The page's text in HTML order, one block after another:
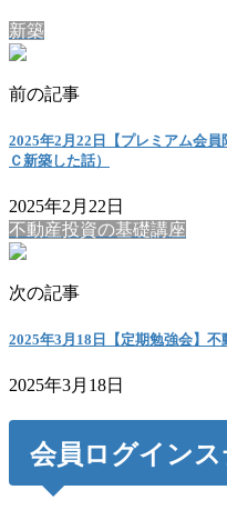
新築
前の記事
2025年2月22日【プレミアム会
Ｃ新築した話）
2025年2月22日
不動産投資の基礎講座
次の記事
2025年3月18日【定期勉強会】
2025年3月18日
会員ログインス